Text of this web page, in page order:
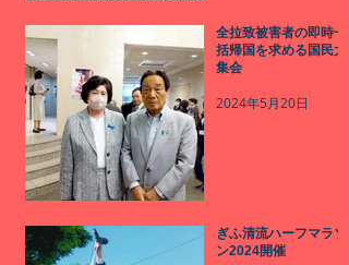
全拉致被害者の即時一
括帰国を求める国民大
集会
2024年5月20日
ぎふ清流ハーフマラソ
ン2024開催